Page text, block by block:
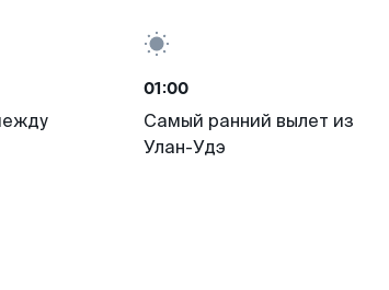
01:00
Самый ранний вылет из
Улан-Удэ